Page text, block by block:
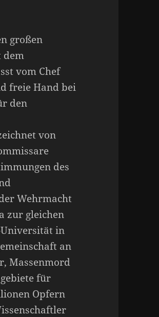
großen
dem
vom Chef
freie Hand bei
den
von
des
Wehrmacht
zur gleichen
in
an
Massenmord
für
Opfern